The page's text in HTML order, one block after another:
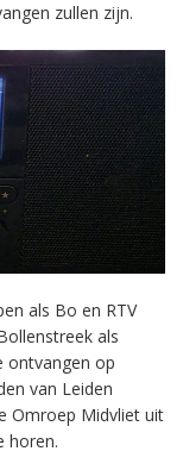
zullen zijn.
als Bo en RTV
als
ontvangen op
van Leiden
Omroep Midvliet uit
horen.